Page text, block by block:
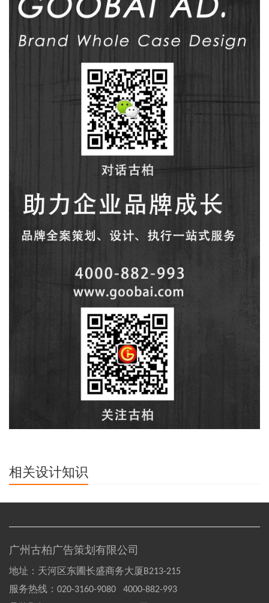
相关设计知识
广州古柏广告策划有限公司
地址：天河区东圃长盛商务大厦B213-215
服务热线： 020-3160-9080 4000-882-993